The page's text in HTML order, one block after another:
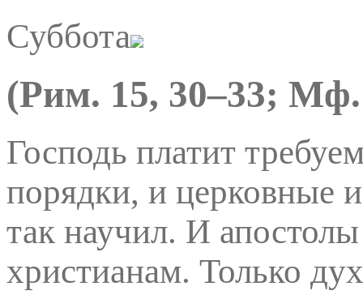
Суббота
(Рим. 15, 30–33;
Господь платит
порядки, и церковные
так научил. И
христианам. Только